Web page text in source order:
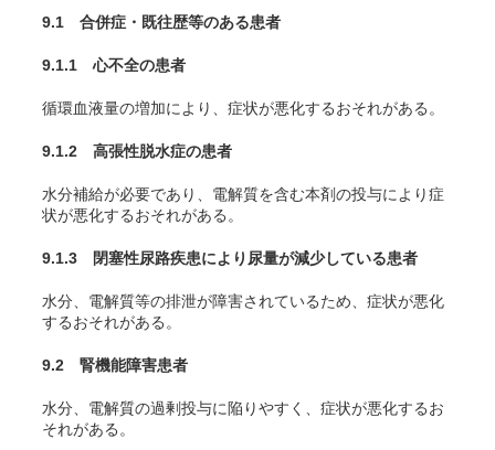
9.1 合併症・既往歴等のある患者
9.1.1 心不全の患者
循環血液量の増加により、症状が悪化するおそれがある。
9.1.2 高張性脱水症の患者
水分補給が必要であり、電解質を含む本剤の投与により症
状が悪化するおそれがある。
9.1.3 閉塞性尿路疾患により尿量が減少している患者
水分、電解質等の排泄が障害されているため、症状が悪化
するおそれがある。
9.2 腎機能障害患者
水分、電解質の過剰投与に陥りやすく、症状が悪化するお
それがある。